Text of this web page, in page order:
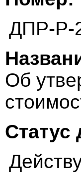
ДПР-Р-
Об
Статус